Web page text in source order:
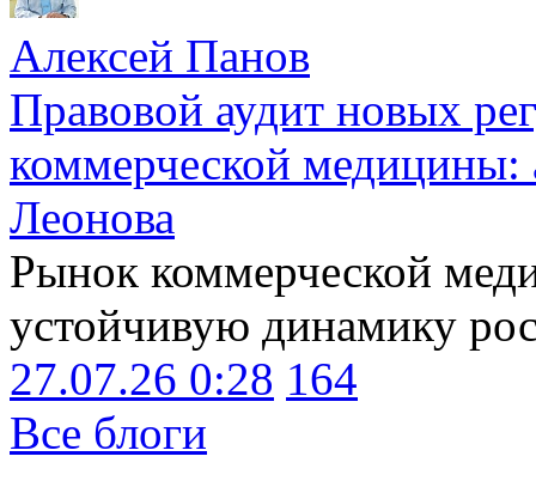
Алексей Панов
Правовой аудит новых
коммерческой медицины:
Леонова
Рынок коммерческой
устойчивую динамику
27.07.26 0:28 164
Все блоги